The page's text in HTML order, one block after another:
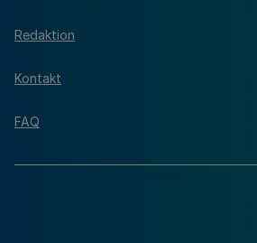
Redaktion
Kontakt
FAQ